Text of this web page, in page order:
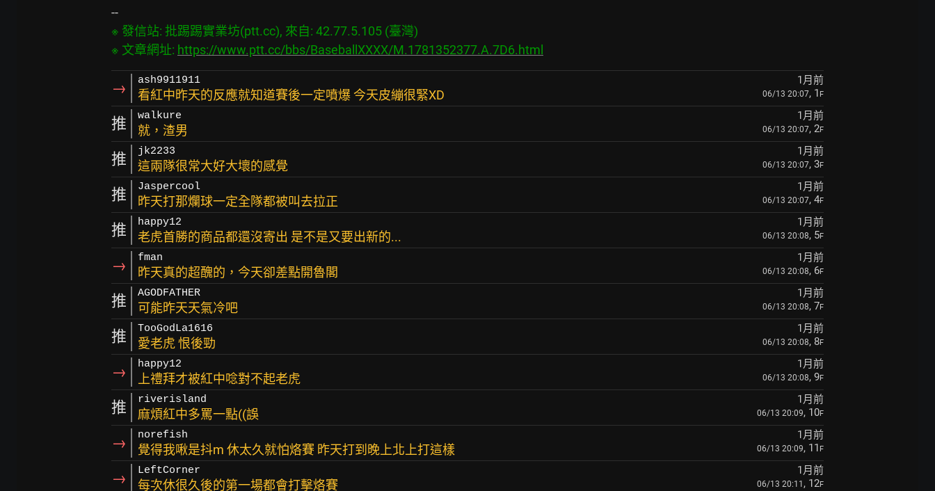
※ 發信站: 批踢踢實業坊(ptt.cc), 來自: 42.77.5.105 (臺灣)
※ 文章網址: https://www.ptt.cc/bbs/BaseballXXXX/M.1781352377.A.7D6.html
→ ash9911911 1月前
看紅中昨天的反應就知道賽後一定噴爆 今天皮繃很緊XD 06/13 20:07, 1 F
推 walkure 1月前
就，渣男 06/13 20:07, 2F
推 jk2233 1月前
這兩隊很常大好大壞的感覺 06/13 20:07, 3F
推 Jaspercool 1月前
昨天打那爛球一定全隊都被叫去拉正 06/13 20:07, 4F
推 happy12 1月前
老虎首勝的商品都還沒寄出 是不是又要出新的... 06/13 20:08, 5F
→ fman 1月前
昨天真的超醜的，今天卻差點開魯閣 06/13 20:08, 6F
推 AGODFATHER 1月前
可能昨天天氣冷吧 06/13 20:08, 7F
推 TooGodLa1616 1月前
愛老虎 恨後勁 06/13 20:08, 8F
→ happy12 1月前
上禮拜才被紅中唸對不起老虎 06/13 20:08, 9F
推 riverisland 1月前
麻煩紅中多罵一點((誤 06/13 20:09, 10F
→ norefish 1月前
覺得我啾是抖m 休太久就怕烙賽 昨天打到晚上北上打這樣 06/13 20:09, 11 F
→ LeftCorner 1月前
每次休很久後的第一場都會打擊烙賽 06/13 20:11 , 12F